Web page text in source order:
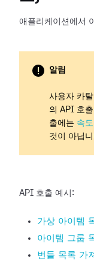
애플리케이션에서
알림
사용자 카
의 API 호
출에는 속
것이 아닙
API 호출 예시:
가상 아이템
아이템 그룹
번들 목록 가